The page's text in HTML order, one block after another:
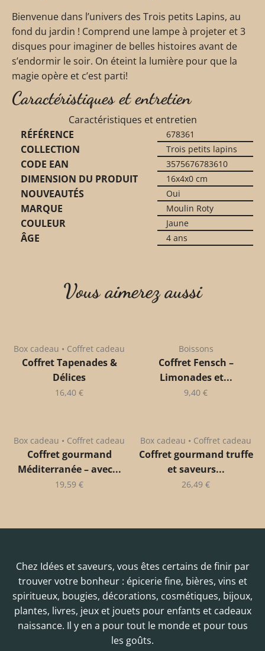
Bienvenue dans l’univers des Trois petits Lapins, au
fond du jardin ! Comprend une lampe à projeter et 3
disques pour imaginer de belles histoires avant de
s’endormir le soir. On éteint la lumière pour que la
magie opère et c’est parti!
Caractéristiques et entretien
Caractéristiques et entretien
RÉFÉRENCE
678361
COLLECTION Trois petits lapins
CODE EAN 3575676783610
DIMENSION DU PRODUIT 16x4x0 cm
NOUVEAUTÉS Oui
MARQUE Moulin Roty
COULEUR Jaune
ÂGE 4 ans
Vous aimerez aussi
Box cadeau • Coffret cadeau
Coffret Tapenades &
Délices
16,40 €
Boissons
Coffret Fensch –
Limonades et...
9,40 €
Box cadeau • Coffret cadeau
Coffret gourmand
Méditerranée – avec...
19,59 €
Box cadeau • Coffret cadeau
Coffret gourmand truffe
et saveurs...
26,49 €
Chez Idées et saveurs, vous êtes certains de finir par
trouver votre bonheur : épicerie fine, bières, vins et
spiritueux, bougies, décorations, cosmétiques, bijoux,
plantes, livres, jeux et jouets pour enfants et cadeaux
naissance. Il y en a pour tout le monde et pour tous
les goûts.